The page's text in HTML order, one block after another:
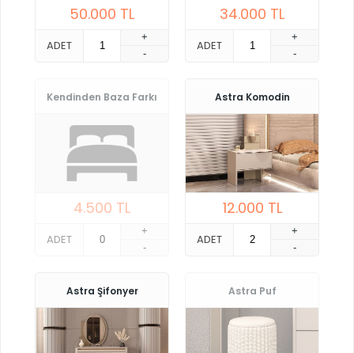
50.000 TL
ADET
+
-
34.000 TL
ADET
+
-
Kendinden Baza Farkı
4.500 TL
ADET
+
-
Astra Komodin
12.000 TL
ADET
+
-
Astra Şifonyer Astra Puf